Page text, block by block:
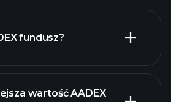
fundusz?
wartość AADEX